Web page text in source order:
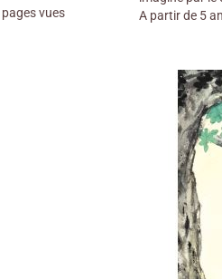
A partir de 5
pages vues